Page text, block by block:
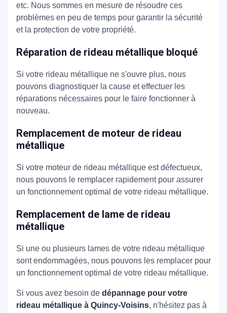
etc. Nous sommes en mesure de résoudre ces
problèmes en peu de temps pour garantir la sécurité
et la protection de votre propriété.
Réparation de rideau métallique bloqué
Si votre rideau métallique ne s'ouvre plus, nous
pouvons diagnostiquer la cause et effectuer les
réparations nécessaires pour le faire fonctionner à
nouveau.
Remplacement de moteur de rideau
métallique
Si votre moteur de rideau métallique est défectueux,
nous pouvons le remplacer rapidement pour assurer
un fonctionnement optimal de votre rideau métallique.
Remplacement de lame de rideau
métallique
Si une ou plusieurs lames de votre rideau métallique
sont endommagées, nous pouvons les remplacer pour
un fonctionnement optimal de votre rideau métallique.
Si vous avez besoin de dépannage pour votre
rideau métallique à Quincy-Voisins, n'hésitez pas à